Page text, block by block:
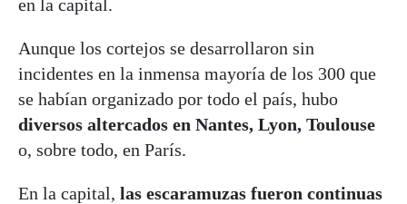
en la capital.
Aunque los cortejos se desarrollaron sin
incidentes en la inmensa mayoría de los 300 que
se habían organizado por todo el país, hubo
diversos altercados en Nantes, Lyon, Toulouse
o, sobre todo, en París.
En la capital, las escaramuzas fueron continuas